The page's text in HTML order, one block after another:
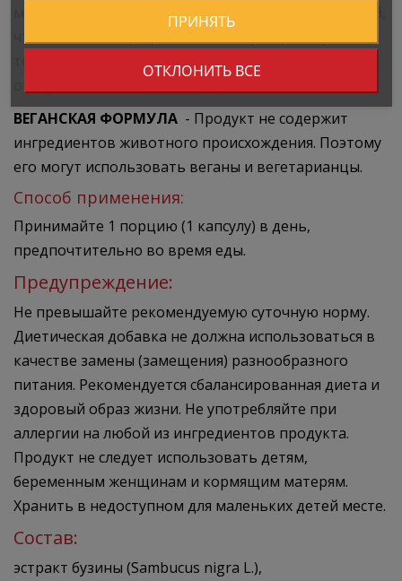
может ограничить накопление вирусов и бактерий,
того, он может иметь потоотделительные и
ВЕГАНСКАЯ ФОРМУЛА - Продукт не содержит
ингредиентов животного происхождения. Поэтому
его могут использовать веганы и вегетарианцы.
Способ применения:
Принимайте 1 порцию (1 капсулу) в день,
предпочтительно во время еды.
Предупреждение:
Не превышайте рекомендуемую суточную норму.
Диетическая добавка не должна использоваться в
качестве замены (замещения) разнообразного
питания. Рекомендуется сбалансированная диета и
здоровый образ жизни. Не употребляйте при
аллергии на любой из ингредиентов продукта.
Продукт не следует использовать детям,
беременным женщинам и кормящим матерям.
Хранить в недоступном для маленьких детей месте.
Состав:
эстракт бузины (Sambucus nigra L.),
ОТКЛОНИТЬ ВСЕ
ПРИНЯТЬ